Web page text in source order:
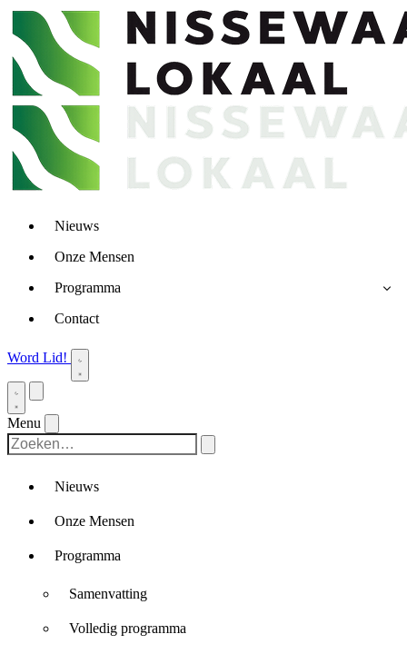
Nieuws
Onze Mensen
Programma
Contact
Word Lid!
Menu
Nieuws
Onze Mensen
Programma
Samenvatting
Volledig programma